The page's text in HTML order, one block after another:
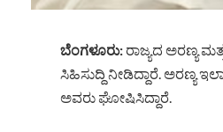
ಬೆಂಗಳೂರು:ರಾಜ್ಯದ ಅರಣ್ಯ
ಸಿಹಿಸುದ್ದಿ ನೀಡಿದ್ದಾರೆ.
ಅವರು ಘೋಷಿಸಿದ್ದಾರೆ.